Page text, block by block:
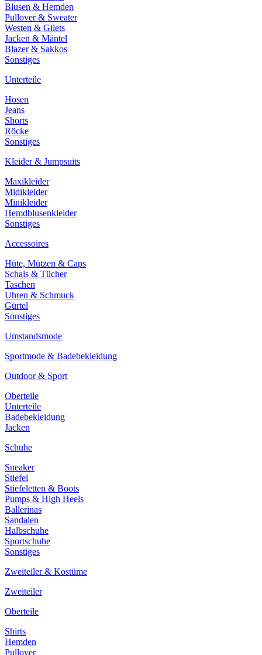
Blusen & Hemden
Pullover & Sweater
Westen & Gilets
Jacken & Mäntel
Blazer & Sakkos
Sonstiges
Unterteile
Hosen
Jeans
Shorts
Röcke
Sonstiges
Kleider & Jumpsuits
Maxikleider
Midikleider
Minikleider
Hemdblusenkleider
Sonstiges
Accessoires
Hüte, Mützen & Caps
Schals & Tücher
Taschen
Uhren & Schmuck
Gürtel
Sonstiges
Umstandsmode
Sportmode & Badebekleidung
Outdoor & Sport
Oberteile
Unterteile
Badebekleidung
Jacken
Schuhe
Sneaker
Stiefel
Stiefeletten & Boots
Pumps & High Heels
Ballerinas
Sandalen
Halbschuhe
Sportschuhe
Sonstiges
Zweiteiler & Kostüme
Zweiteiler
Oberteile
Shirts
Hemden
Pullover